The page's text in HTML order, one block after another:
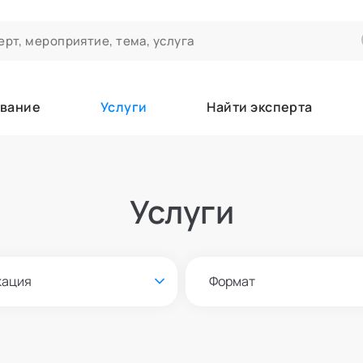
Услуги Найти эксперта
Услуги
Формат
вы зачисляетесь/уже зачислены в качестве слушателя